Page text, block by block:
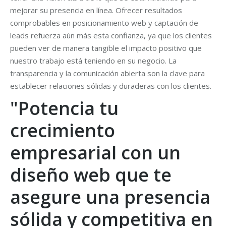
mejorar su presencia en línea. Ofrecer resultados
comprobables en posicionamiento web y captación de
leads refuerza aún más esta confianza, ya que los clientes
pueden ver de manera tangible el impacto positivo que
nuestro trabajo está teniendo en su negocio. La
transparencia y la comunicación abierta son la clave para
establecer relaciones sólidas y duraderas con los clientes.
"Potencia tu
crecimiento
empresarial con un
diseño web que te
asegure una presencia
sólida y competitiva en